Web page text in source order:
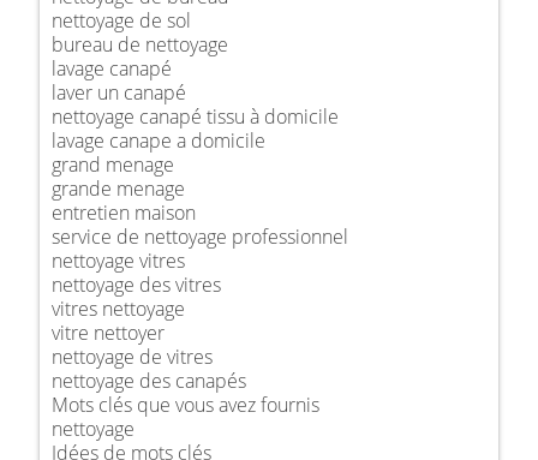
nettoyage de sol
bureau de nettoyage
lavage canapé
laver un canapé
nettoyage canapé tissu à domicile
lavage canape a domicile
grand menage
grande menage
entretien maison
service de nettoyage professionnel
nettoyage vitres
nettoyage des vitres
vitres nettoyage
vitre nettoyer
nettoyage de vitres
nettoyage des canapés
Mots clés que vous avez fournis
nettoyage
Idées de mots clés